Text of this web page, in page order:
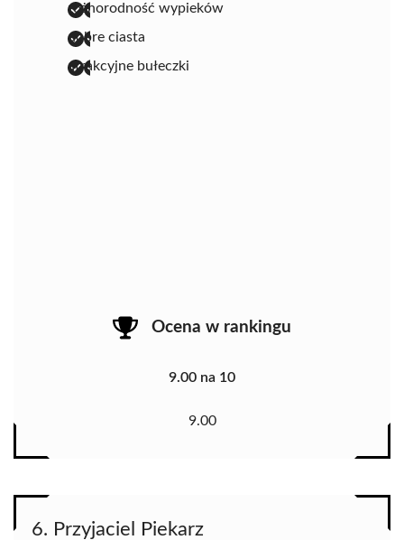
różnorodność wypieków
dobre ciasta
atrakcyjne bułeczki
Ocena w rankingu
9.00 na 10
9.00
6. Przyjaciel Piekarz